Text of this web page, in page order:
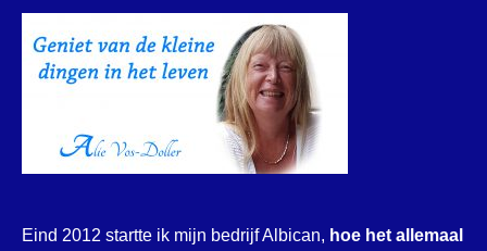
Eind 2012 startte ik mijn bedrijf Albican, hoe het allemaal